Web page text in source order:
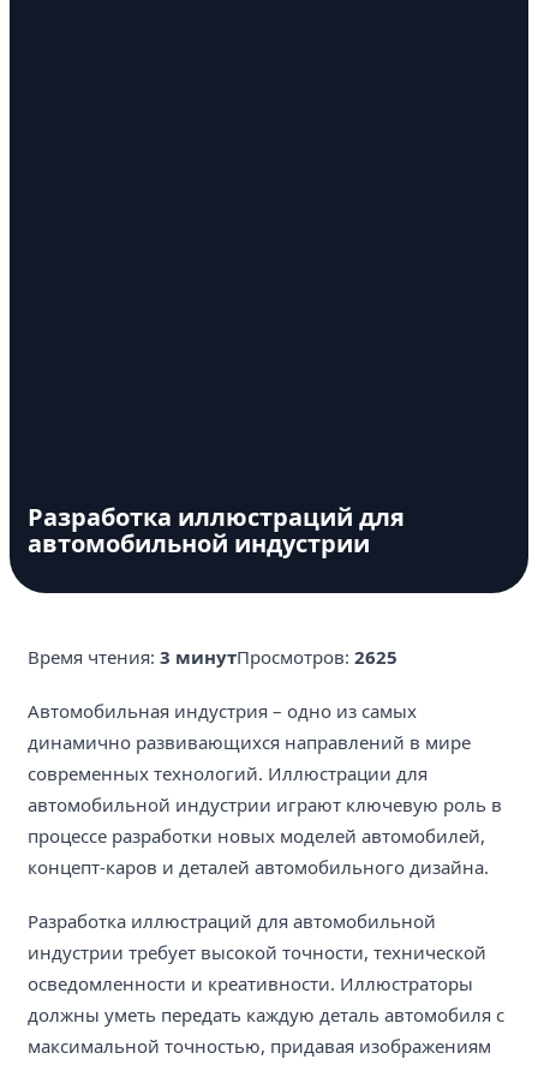
Разработка иллюстраций для
автомобильной индустрии
Время чтения: 3 минутПросмотров: 2625
Автомобильная индустрия – одно из самых
динамично развивающихся направлений в мире
современных технологий. Иллюстрации для
автомобильной индустрии играют ключевую роль в
процессе разработки новых моделей автомобилей,
концепт-каров и деталей автомобильного дизайна.
Разработка иллюстраций для автомобильной
индустрии требует высокой точности, технической
осведомленности и креативности. Иллюстраторы
должны уметь передать каждую деталь автомобиля с
максимальной точностью, придавая изображениям